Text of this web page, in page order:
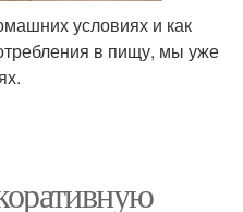
условиях и как
в пищу, мы уже